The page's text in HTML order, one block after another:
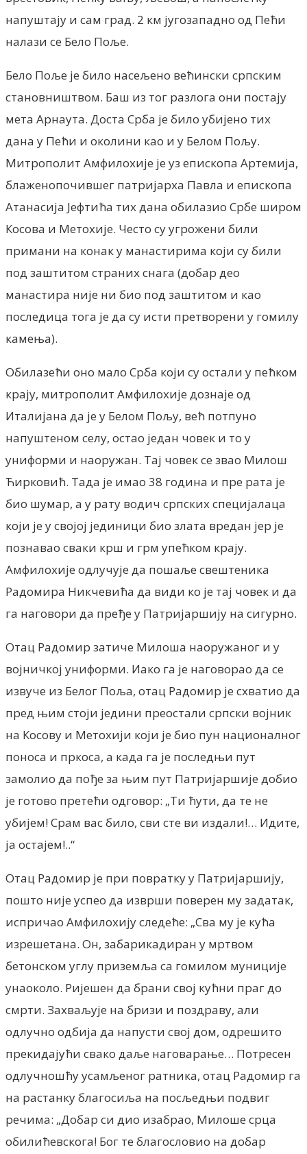
напуштају и сам град. 2 км југозападно од Пећи
налази се Бело Поље.
Бело Поље је било насељено већински српским
становништвом. Баш из тог разлога они постају
мета Арнаута. Доста Срба је било убијено тих
дана у Пећи и околини као и у Белом Пољу.
Митрополит Амфилохије је уз епископа Артемија,
блаженопочившег патријарха Павла и епископа
Атанасија Јефтића тих дана обилазио Србе широм
Косова и Метохије. Често су угрожени били
примани на конак у манастирима који су били
под заштитом страних снага (добар део
манастира није ни био под заштитом и као
последица тога је да су исти претворени у гомилу
камења).
Обилазећи оно мало Срба који су остали у пећком
крају, митрополит Амфилохије дознаје од
Италијана да је у Белом Пољу, већ потпуно
напуштеном селу, остао један човек и то у
униформи и наоружан. Тај човек се звао Милош
Ћирковић. Тада је имао 38 година и пре рата је
био шумар, а у рату водич српских специјалаца
који је у својој јединици био злата вредан јер је
познавао сваки крш и грм упећком крају.
Амфилохије одлучује да пошаље свештеника
Радомира Никчевића да види ко је тај човек и да
га наговори да пређе у Патријаршију на сигурно.
Отац Радомир затиче Милоша наоружаног и у
војничкој униформи. Иако га је наговорао да се
извуче из Белог Поља, отац Радомир је схватио да
пред њим стоји једини преостали српски војник
на Косову и Метохији који је био пун националног
поноса и пркоса, а када га је последњи пут
замолио да пође за њим пут Патријаршије добио
је готово претећи одговор: „Ти ћути, да те не
убијем! Срам вас било, сви сте ви издали!… Идите,
ја остајем!..“
Отац Радомир је при повратку у Патријаршију,
пошто није успео да изврши поверен му задатак,
испричао Амфилохију следеће: „Сва му је кућа
изрешетана. Он, забарикадиран у мртвом
бетонском углу приземља са гомилом муниције
унаоколо. Ријешен да брани свој кућни праг до
смрти. Захваљује на бризи и поздраву, али
одлучно одбија да напусти свој дом, одрешито
прекидајући свако даље наговарање… Потресен
одлучношћу усамљеног ратника, отац Радомир га
на растанку благосиља на посљедњи подвиг
речима: „Добар си дио изабрао, Милоше срца
обилићевскога! Бог те благословио на добар